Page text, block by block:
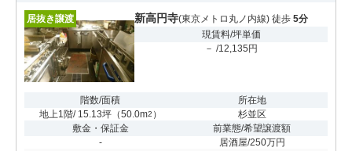
居抜き譲渡 新高円寺(東京メトロ丸ノ内線) 徒歩 5分
現賃料/坪単価
－ /12,135円
階数/面積
地上1階/ 15.13坪（50.0m2 ）
所在地
杉並区
敷金・保証金
-
前業態/希望譲渡額
居酒屋/250万円